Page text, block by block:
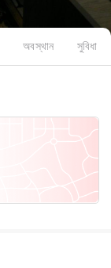
অবস্থান সুবিধা